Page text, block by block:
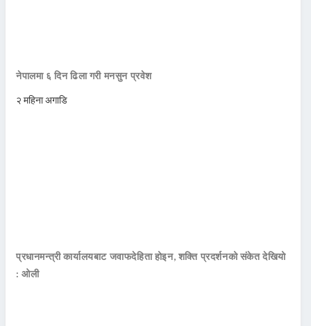
नेपालमा ६ दिन ढिला गरी मनसुन प्रवेश
२ महिना अगाडि
प्रधानमन्त्री कार्यालयबाट जवाफदेहिता होइन, शक्ति प्रदर्शनको संकेत देखियो
: ओली